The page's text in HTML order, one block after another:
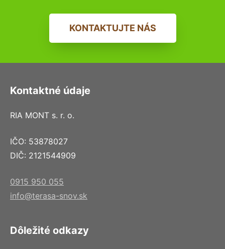
KONTAKTUJTE NÁS
Kontaktné údaje
RIA MONT s. r. o.
IČO: 53878027
DIČ: 2121544909
0915 950 055
info@terasa-snov.sk
Dôležité odkazy